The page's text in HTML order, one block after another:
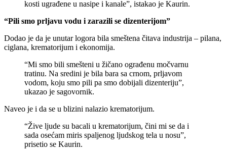
kosti ugrađene u nasipe i kanale”, istakao je Kaurin.
“Pili smo prljavu vodu i zarazili se dizenterijom”
Dodao je da je unutar logora bila smeštena čitava industrija – pilana,
ciglana, krematorijum i ekonomija.
“Mi smo bili smešteni u žičano ograđenu močvarnu
tratinu. Na sredini je bila bara sa crnom, prljavom
vodom, koju smo pili pa smo dobijali dizenteriju”,
ukazao je sagovornik.
Naveo je i da se u blizini nalazio krematorijum.
“Žive ljude su bacali u krematorijum, čini mi se da i
sada osećam miris spaljenog ljudskog tela u nosu”,
prisetio se Kaurin.